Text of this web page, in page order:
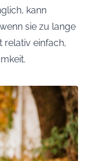
kann
sie zu lange
relativ einfach,